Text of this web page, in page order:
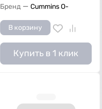
Бренд — Cummins O-
В корзину
Купить в 1 клик